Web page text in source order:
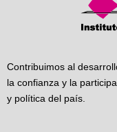
Contribuimos al
la confianza y la
y política del país.